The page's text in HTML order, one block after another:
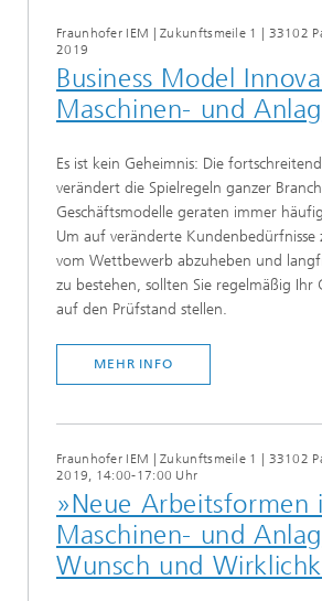
Fraunhofer IEM | Zukunftsmeile 1 | 33102
2019
Business Model
Maschinen- und
Es ist kein Geheimnis: Die
verändert die Spielregeln ganzer
Geschäftsmodelle geraten immer
Um auf veränderte Kundenbedürfnisse
vom Wettbewerb abzuheben und
zu bestehen, sollten Sie regelmäßig Ihr
auf den Prüfstand stellen.
MEHR INFO
Fraunhofer IEM | Zukunftsmeile 1 | 33102
2019, 14:00-17:00 Uhr
»Neue Arbeitsformen
Maschinen- und
Wunsch und